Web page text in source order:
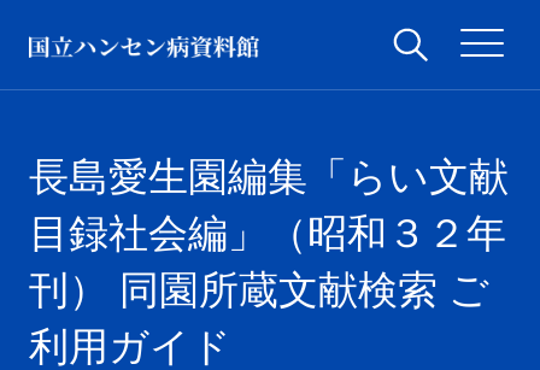
長島愛生園編集「らい文献
目録社会編」（昭和３２年
刊） 同園所蔵文献検索 ご
利用ガイド